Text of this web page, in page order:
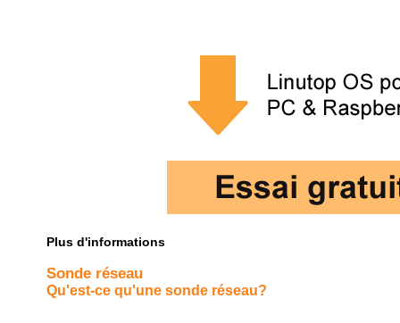
Plus d'informations
Sonde réseau
Qu'est-ce qu'une sonde réseau?